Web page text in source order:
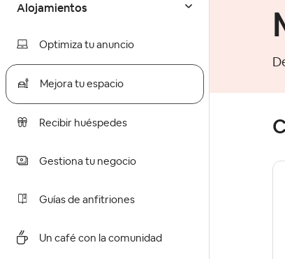
Alojamientos
Optimiza tu anuncio
Mejora tu espacio
Recibir huéspedes
Gestiona tu negocio
Guías de anfitriones
Un café con la comunidad
Antonio-Manuel14